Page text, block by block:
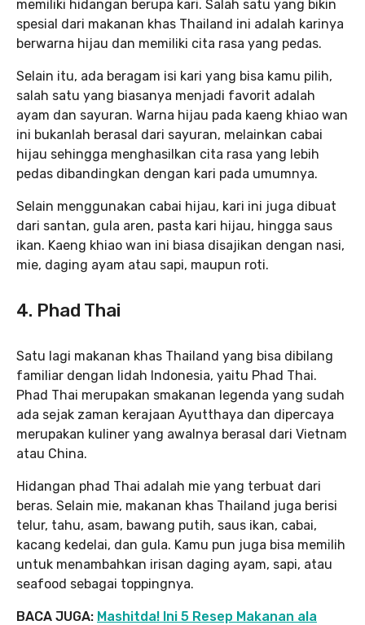
memiliki hidangan berupa kari. Salah satu yang bikin
spesial dari makanan khas Thailand ini adalah karinya
berwarna hijau dan memiliki cita rasa yang pedas.
Selain itu, ada beragam isi kari yang bisa kamu pilih,
salah satu yang biasanya menjadi favorit adalah
ayam dan sayuran. Warna hijau pada kaeng khiao wan
ini bukanlah berasal dari sayuran, melainkan cabai
hijau sehingga menghasilkan cita rasa yang lebih
pedas dibandingkan dengan kari pada umumnya.
Selain menggunakan cabai hijau, kari ini juga dibuat
dari santan, gula aren, pasta kari hijau, hingga saus
ikan. Kaeng khiao wan ini biasa disajikan dengan nasi,
mie, daging ayam atau sapi, maupun roti.
4. Phad Thai
Satu lagi makanan khas Thailand yang bisa dibilang
familiar dengan lidah Indonesia, yaitu Phad Thai.
Phad Thai merupakan smakanan legenda yang sudah
ada sejak zaman kerajaan Ayutthaya dan dipercaya
merupakan kuliner yang awalnya berasal dari Vietnam
atau China.
Hidangan phad Thai adalah mie yang terbuat dari
beras. Selain mie, makanan khas Thailand juga berisi
telur, tahu, asam, bawang putih, saus ikan, cabai,
kacang kedelai, dan gula. Kamu pun juga bisa memilih
untuk menambahkan irisan daging ayam, sapi, atau
seafood sebagai toppingnya.
BACA JUGA: Mashitda! Ini 5 Resep Makanan ala